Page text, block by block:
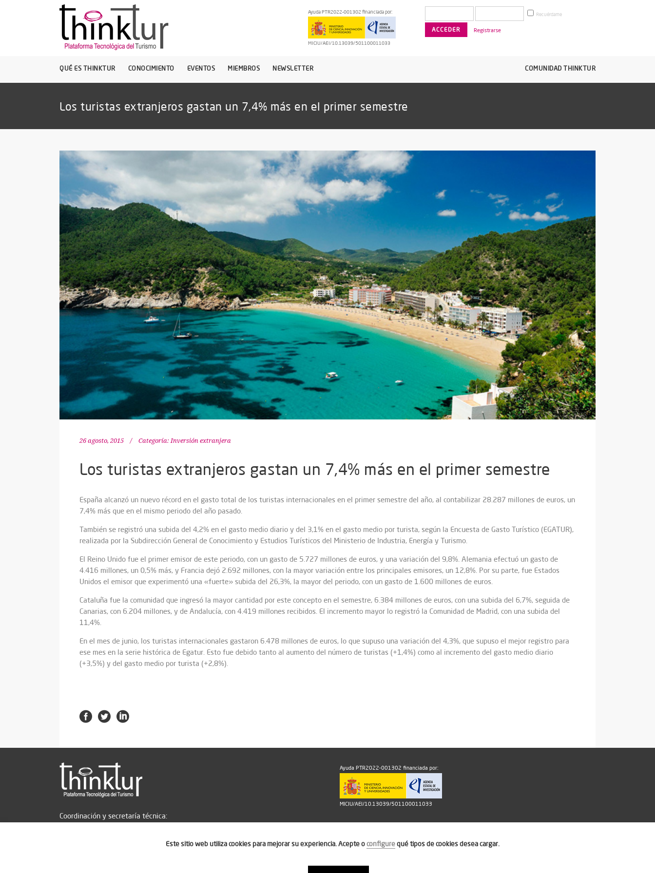
Ayuda PTR2022-001302 financiada por:
MICIU/AEI/10.13039/501100011033
Recuérdame
Registrarse
QUÉ ES THINKTUR CONOCIMIENTO EVENTOS MIEMBROS NEWSLETTER COMUNIDAD THINKTUR
Los turistas extranjeros gastan un 7,4% más en el primer semestre
26 agosto, 2015 Categoría: Inversión extranjera
Los turistas extranjeros gastan un 7,4% más en el primer semestre
España alcanzó un nuevo récord en el gasto total de los turistas internacionales en el primer semestre del año, al contabilizar 28.287 millones de euros, un
7,4% más que en el mismo periodo del año pasado.
También se registró una subida del 4,2% en el gasto medio diario y del 3,1% en el gasto medio por turista, según la Encuesta de Gasto Turístico (EGATUR),
realizada por la Subdirección General de Conocimiento y Estudios Turísticos del Ministerio de Industria, Energía y Turismo.
El Reino Unido fue el primer emisor de este periodo, con un gasto de 5.727 millones de euros, y una variación del 9,8%. Alemania efectuó un gasto de
4.416 millones, un 0,5% más, y Francia dejó 2.692 millones, con la mayor variación entre los principales emisores, un 12,8%. Por su parte, fue Estados
Unidos el emisor que experimentó una «fuerte» subida del 26,3%, la mayor del periodo, con un gasto de 1.600 millones de euros.
Cataluña fue la comunidad que ingresó la mayor cantidad por este concepto en el semestre, 6.384 millones de euros, con una subida del 6,7%, seguida de
Canarias, con 6.204 millones, y de Andalucía, con 4.419 millones recibidos. El incremento mayor lo registró la Comunidad de Madrid, con una subida del
11,4%.
En el mes de junio, los turistas internacionales gastaron 6.478 millones de euros, lo que supuso una variación del 4,3%, que supuso el mejor registro para
ese mes en la serie histórica de Egatur. Esto fue debido tanto al aumento del número de turistas (+1,4%) como al incremento del gasto medio diario
(+3,5%) y del gasto medio por turista (+2,8%).
Coordinación y secretaría técnica:
Ayuda PTR2022-001302 financiada por:
MICIU/AEI/10.13039/501100011033
Este sitio web utiliza cookies para mejorar su experiencia. Acepte oconfigurequé tipos de cookies desea cargar.